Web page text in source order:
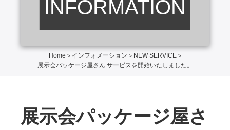
INFORMATION
Home > インフォメーション > NEW SERVICE >
展示会パッケージ屋さん サービスを開始いたしました。
展示会パッケージ屋さ